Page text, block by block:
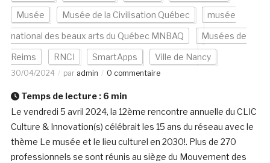
Musée Musée de la Civilisation Québec musée
national des beaux arts du Québec MNBAQ Musées de
Reims RNCI SmartApps Ville de Nancy
30/04/2024 par admin 0 commentaire
Temps de lecture : 6 min
Le vendredi 5 avril 2024, la 12ème rencontre annuelle du CLIC
Culture & Innovation(s) célébrait les 15 ans du réseau avec le
thème Le musée et le lieu culturel en 2030!. Plus de 270
professionnels se sont réunis au siège du Mouvement des